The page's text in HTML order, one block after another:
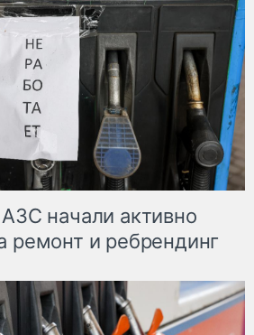
начали активно
ремонт и ребрендинг